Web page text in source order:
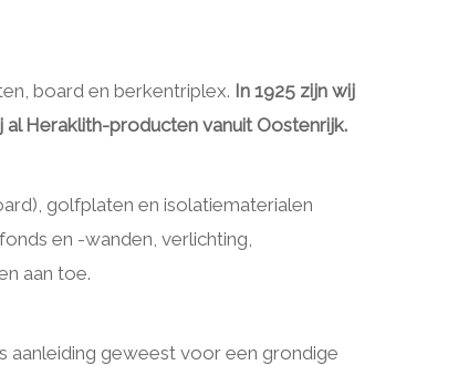
board en berkentriplex. In 1925 zijn wij
Heraklith-producten vanuit Oostenrijk.
golfplaten en isolatiematerialen
en -wanden, verlichting,
aan toe.
aanleiding geweest voor een grondige